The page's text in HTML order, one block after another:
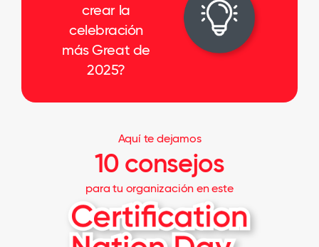
crear la
celebración
más Great de
2025?
Aquí te dejamos
10 consejos
para tu organización en este